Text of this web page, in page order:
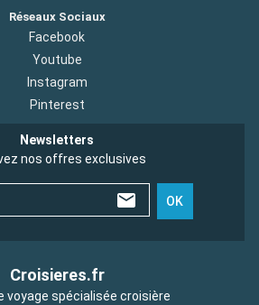
Réseaux Sociaux
Facebook
Youtube
Instagram
Pinterest
Newsletters
nos offres exclusives
OK
Croisieres.fr
voyage spécialisée croisière